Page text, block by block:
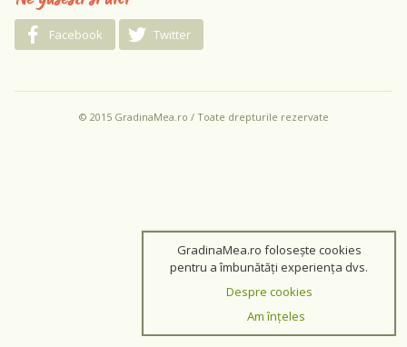
Facebook Twitter
© 2015 GradinaMea.ro / Toate drepturile rezervate
GradinaMea.ro folosește cookies
pentru a îmbunătăți experiența dvs.
Despre cookies
Am înțeles